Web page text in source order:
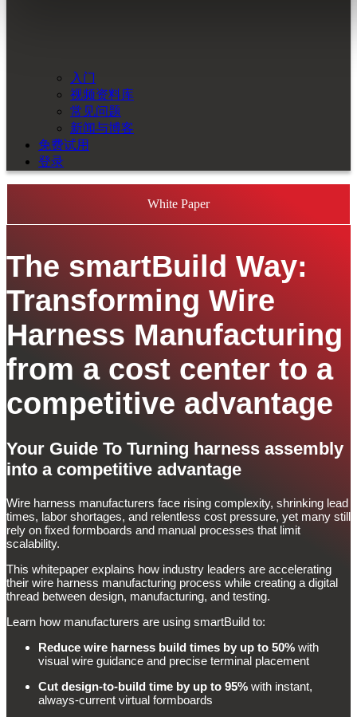
入门
视频资料库
常见问题
新闻与博客
免费试用
登录
White Paper
The smartBuild Way:
Transforming Wire
Harness Manufacturing
from a cost center to a
competitive advantage
Your Guide To Turning harness assembly
into a competitive advantage
Wire harness manufacturers face rising complexity, shrinking lead
times, labor shortages, and relentless cost pressure, yet many still
rely on fixed formboards and manual processes that limit
scalability.
This whitepaper explains how industry leaders are accelerating
their wire harness manufacturing process while creating a digital
thread between design, manufacturing, and testing.
Learn how manufacturers are using smartBuild to:
Reduce wire harness build times by up to 50% with
visual wire guidance and precise terminal placement
Cut design-to-build time by up to 95% with instant,
always-current virtual formboards